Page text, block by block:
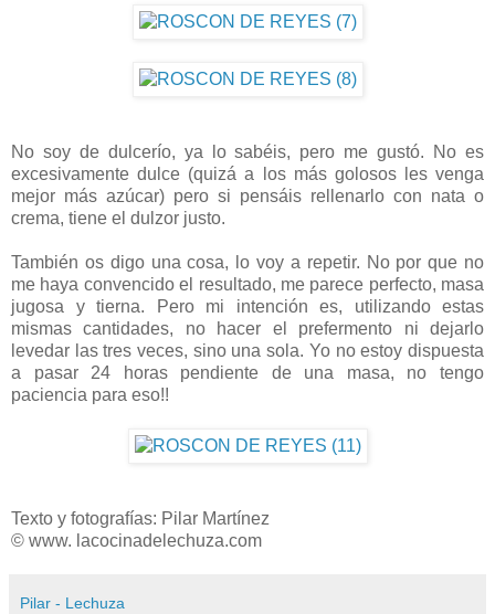
No soy de dulcerío, ya lo sabéis, pero me gustó. No es
excesivamente dulce (quizá a los más golosos les venga
mejor más azúcar) pero si pensáis rellenarlo con nata o
crema, tiene el dulzor justo.
También os digo una cosa, lo voy a repetir. No por que no
me haya convencido el resultado, me parece perfecto, masa
jugosa y tierna. Pero mi intención es, utilizando estas
mismas cantidades, no hacer el prefermento ni dejarlo
levedar las tres veces, sino una sola. Yo no estoy dispuesta
a pasar 24 horas pendiente de una masa, no tengo
paciencia para eso!!
Texto y fotografías: Pilar Martínez
© www. lacocinadelechuza.com
Pilar - Lechuza